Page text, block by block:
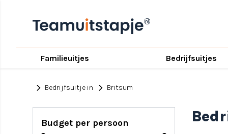
Familieuitjes Bedrijfsuitjes
chevron_right Bedrijfsuitje in chevron_right Britsum
Budget per persoon